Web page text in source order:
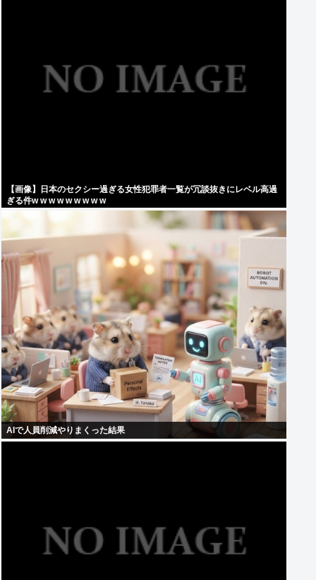
【画像】日本のセクシー過ぎる女性犯罪者一覧が冗談抜きにレベル高過
ぎる件w w w w w w w w w
AIで人員削減やりまくった結果